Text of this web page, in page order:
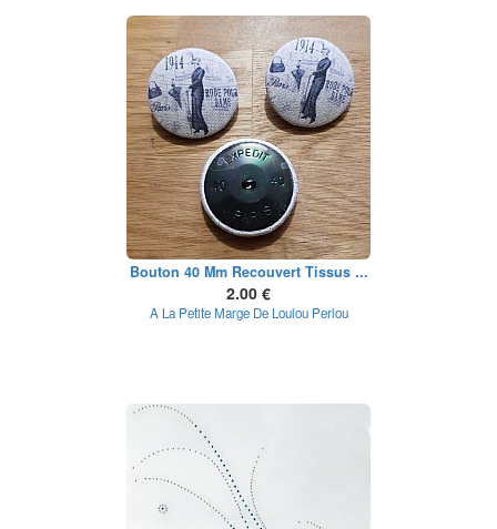
Bouton 40 Mm Recouvert Tissus ...
2.00 €
A La Petite Marge De Loulou Perlou